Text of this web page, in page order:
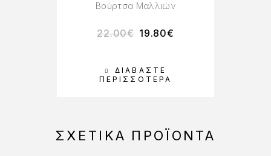
ΔΙΑΒΆΣΤΕ
ΠΕΡΙΣΣΌΤΕΡΑ
Βούρτσα Μαλλιών
22.00€ 19.80€
ΣΧΕΤΙΚΆ ΠΡΟΪΌΝΤΑ